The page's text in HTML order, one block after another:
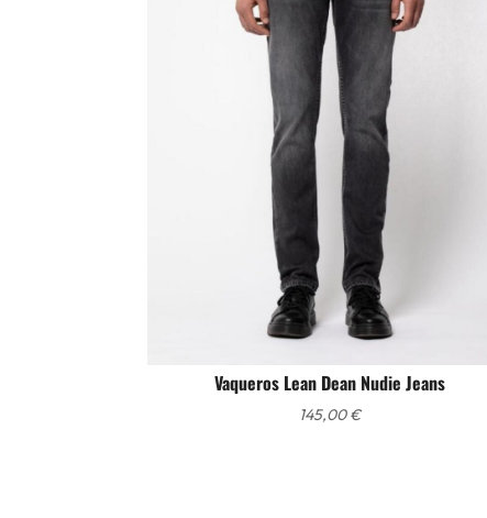
Vaqueros Lean Dean Nudie Jeans
145,00€